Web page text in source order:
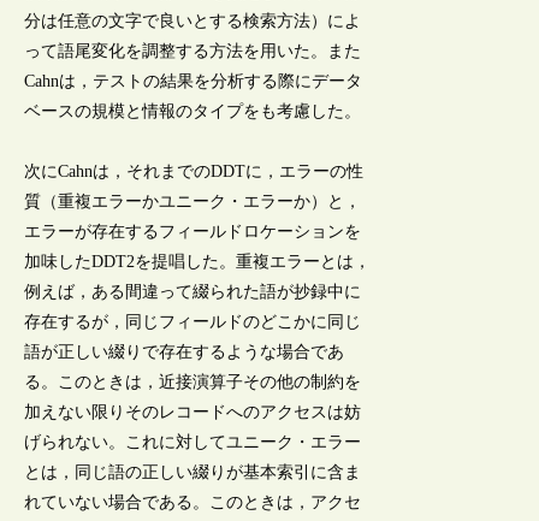
分は任意の文字で良いとする検索方法）によ
って語尾変化を調整する方法を用いた。また
Cahnは，テストの結果を分析する際にデータ
ベースの規模と情報のタイプをも考慮した。
次にCahnは，それまでのDDTに，エラーの性
質（重複エラーかユニーク・エラーか）と，
エラーが存在するフィールドロケーションを
加味したDDT2を提唱した。重複エラーとは，
例えば，ある間違って綴られた語が抄録中に
存在するが，同じフィールドのどこかに同じ
語が正しい綴りで存在するような場合であ
る。このときは，近接演算子その他の制約を
加えない限りそのレコードへのアクセスは妨
げられない。これに対してユニーク・エラー
とは，同じ語の正しい綴りが基本索引に含ま
れていない場合である。このときは，アクセ